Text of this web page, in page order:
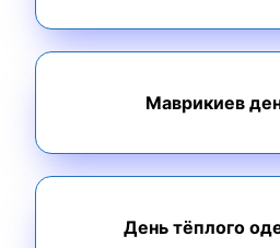
Маврикиев
День тёплого